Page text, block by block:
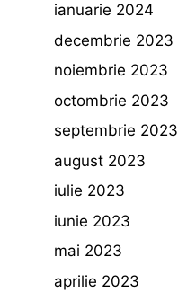
ianuarie 2024
decembrie 2023
noiembrie 2023
octombrie 2023
septembrie 2023
august 2023
iulie 2023
iunie 2023
mai 2023
aprilie 2023